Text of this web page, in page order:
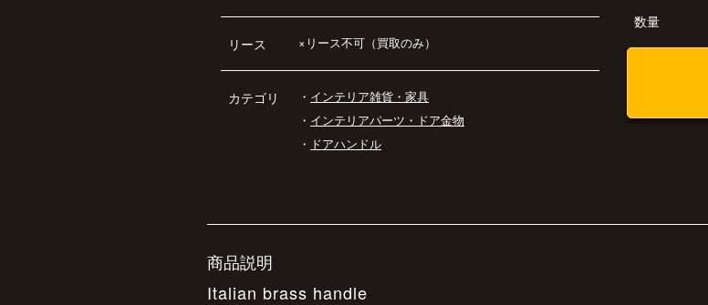
リース ×リース不可（買取のみ）
カテゴリ ・ インテリア雑貨・家具
・ インテリアパーツ・ドア金物
・ ドアハンドル
数量
商品説明
Italian brass handle